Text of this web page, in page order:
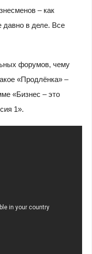
– как
давно в деле. Все
форумов, чему
«Продлёнка» –
«Бизнес – это
1».